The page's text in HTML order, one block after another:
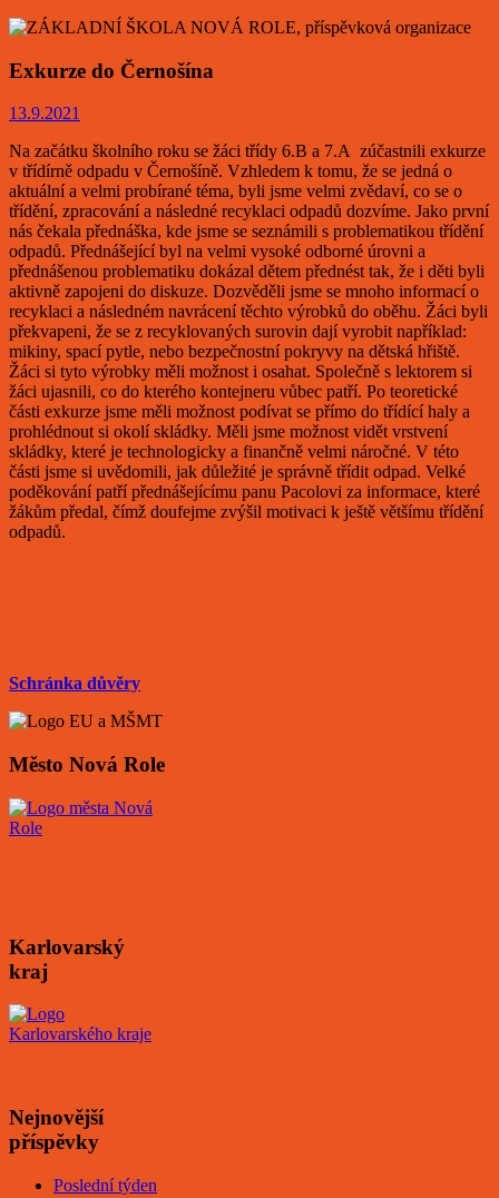
Exkurze do Černošína
13.9.2021
Na začátku školního roku se žáci třídy 6.B a 7.A zúčastnili exkurze
v třídírně odpadu v Černošíně. Vzhledem k tomu, že se jedná o
aktuální a velmi probírané téma, byli jsme velmi zvědaví, co se o
třídění, zpracování a následné recyklaci odpadů dozvíme. Jako první
nás čekala přednáška, kde jsme se seznámili s problematikou třídění
odpadů. Přednášející byl na velmi vysoké odborné úrovni a
přednášenou problematiku dokázal dětem přednést tak, že i děti byli
aktivně zapojeni do diskuze. Dozvěděli jsme se mnoho informací o
recyklaci a následném navrácení těchto výrobků do oběhu. Žáci byli
překvapeni, že se z recyklovaných surovin dají vyrobit například:
mikiny, spací pytle, nebo bezpečnostní pokryvy na dětská hřiště.
Žáci si tyto výrobky měli možnost i osahat. Společně s lektorem si
žáci ujasnili, co do kterého kontejneru vůbec patří. Po teoretické
části exkurze jsme měli možnost podívat se přímo do třídící haly a
prohlédnout si okolí skládky. Měli jsme možnost vidět vrstvení
skládky, které je technologicky a finančně velmi náročné. V této
části jsme si uvědomili, jak důležité je správně třídit odpad. Velké
poděkování patří přednášejícímu panu Pacolovi za informace, které
žákům předal, čímž doufejme zvýšil motivaci k ještě většímu třídění
odpadů.
Schránka důvěry
Město Nová Role
Karlovarský
kraj
Nejnovější
příspěvky
Poslední týden